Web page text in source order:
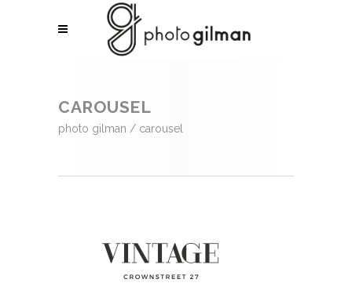
CAROUSEL
photo gilman / carousel